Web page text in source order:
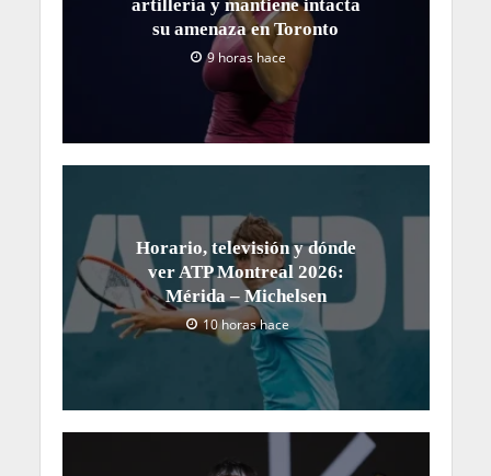
artillería y mantiene intacta
su amenaza en Toronto
9 horas hace
Horario, televisión y dónde
ver ATP Montreal 2026:
Mérida – Michelsen
10 horas hace